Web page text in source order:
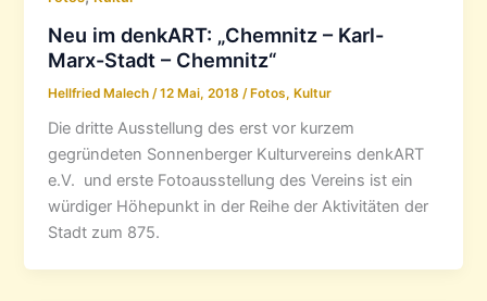
Neu im denkART: „Chemnitz – Karl-
Marx-Stadt – Chemnitz“
Hellfried Malech /12 Mai, 2018 /Fotos,Kultur
Die dritte Ausstellung des erst vor kurzem
gegründeten Sonnenberger Kulturvereins denkART
e.V. und erste Fotoausstellung des Vereins ist ein
würdiger Höhepunkt in der Reihe der Aktivitäten der
Stadt zum 875.